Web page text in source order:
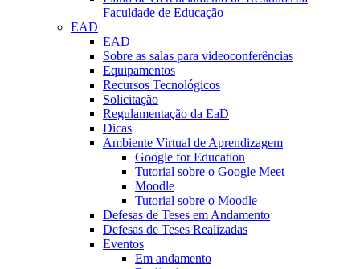
Faculdade de Educação
EAD
EAD
Sobre as salas para videoconferências
Equipamentos
Recursos Tecnológicos
Solicitação
Regulamentação da EaD
Dicas
Ambiente Virtual de Aprendizagem
Google for Education
Tutorial sobre o Google Meet
Moodle
Tutorial sobre o Moodle
Defesas de Teses em Andamento
Defesas de Teses Realizadas
Eventos
Em andamento